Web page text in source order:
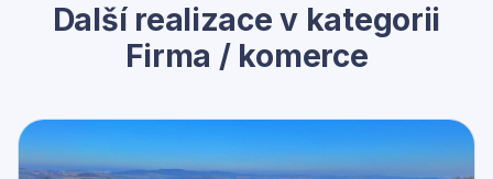
Další realizace v kategorii
Firma / komerce